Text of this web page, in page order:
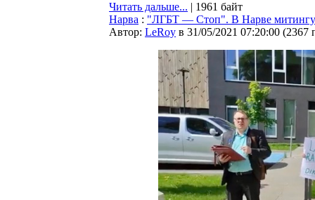
Читать дальше... | 1961 байт
Нарва : "ЛГБТ — Стоп". В Нарве
Автор: LeRoy в 31/05/2021 07:20:00 (2367